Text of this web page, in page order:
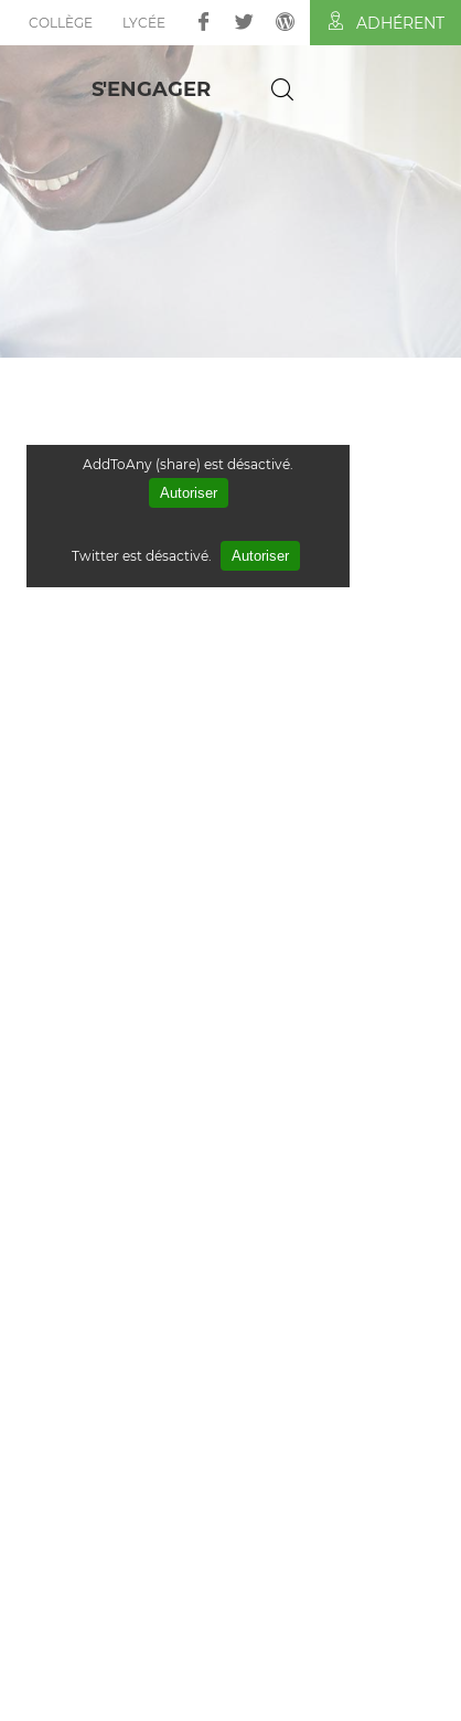
COLLÈGE LYCÉE ADHÉRENT
S'ENGAGER
AddToAny (share) est désactivé.
Autoriser
Twitter est désactivé. Autoriser